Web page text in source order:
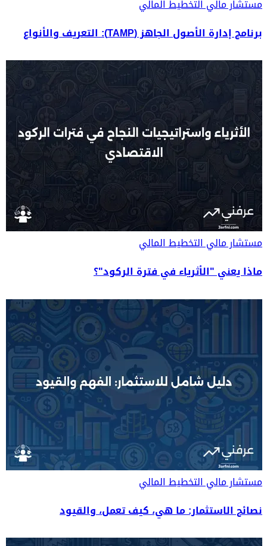
مستشار ماليالتخطيط المالي
برنامج إدارة الأصول الجاهز (TAMP): التعريف والأنواع
مستشار ماليالتخطيط المالي
ماذا يعني "الأثرياء في فترة الركود"؟
مستشار ماليالتخطيط المالي
نصائح الاستثمار: ما هي، كيف تعمل، والقيود